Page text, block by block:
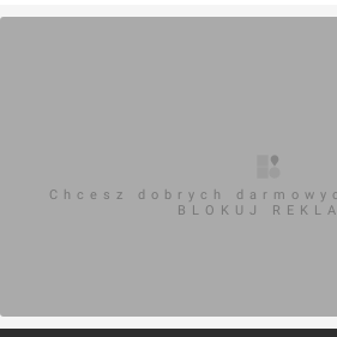
Chcesz dobrych
BLOKUJ